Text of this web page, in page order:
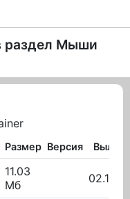
раздел Мыши
Размер Версия
11.03
Мб